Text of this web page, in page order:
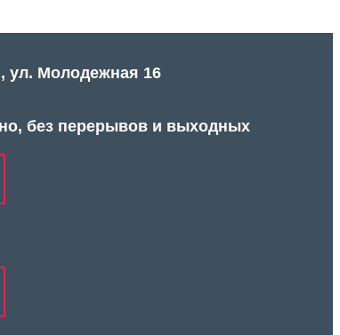
ул. Молодежная 16
без перерывов и выходных